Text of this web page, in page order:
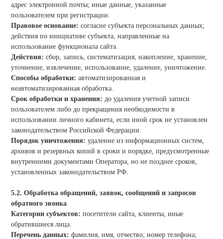
адрес электронной почты; иные данные, указанные
пользователем при регистрации.
Правовое основание: согласие субъекта персональных данных;
действия по инициативе субъекта, направленные на
использование функционала сайта.
Действия: сбор, запись, систематизация, накопление, хранение,
уточнение, извлечение, использование, удаление, уничтожение.
Способы обработки: автоматизированная и
неавтоматизированная обработка.
Срок обработки и хранения: до удаления учетной записи
пользователем либо до прекращения необходимости в
использовании личного кабинета, если иной срок не установлен
законодательством Российской Федерации.
Порядок уничтожения: удаление из информационных систем,
архивов и резервных копий в сроки и порядке, предусмотренные
внутренними документами Оператора, но не позднее сроков,
установленных законодательством РФ.
5.2. Обработка обращений, заявок, сообщений и запросов
обратного звонка
Категории субъектов: посетители сайта, клиенты, иные
обратившиеся лица.
Перечень данных: фамилия, имя, отчество; номер телефона;